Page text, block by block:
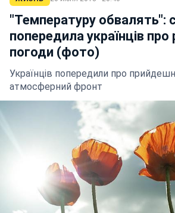
"Температуру обвалять":
попередила українців про
погоди (фото)
Українців попередили про
атмосферний фронт